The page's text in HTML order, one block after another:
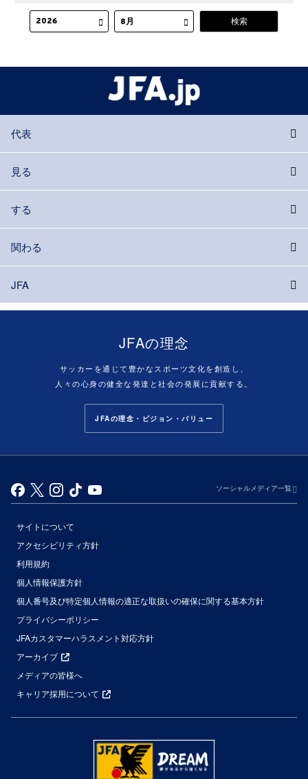
代表
見る
する
関わる
JFA
JFAの理念
サッカーを通じて豊かなスポーツ文化を創造し、
人々の心身の健全な発達と社会の発展に貢献する。
JFAの理念・ビジョン・バリュー
ソーシャルメディア一覧
サイトについて
アクセシビリティ方針
利用規約
個人情報保護方針
個人番号及び特定個人情報の適正な取扱いの確保に関する基本方針
プライバシーポリシー
JFAカスタマーハラスメント対応方針
アーカイブ
メディアの皆様へ
キャリア採用について